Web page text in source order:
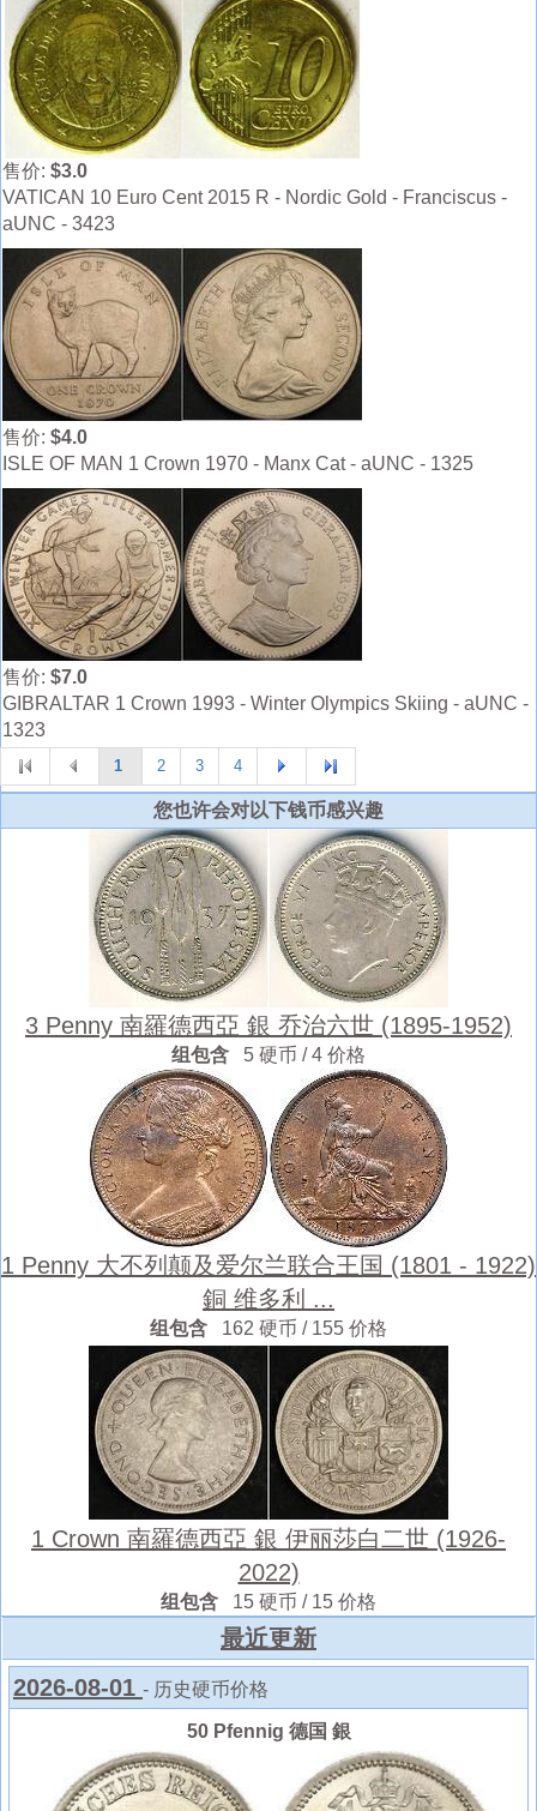
售价: $3.0
VATICAN 10 Euro Cent 2015 R - Nordic Gold - Franciscus -
aUNC - 3423
售价: $4.0
ISLE OF MAN 1 Crown 1970 - Manx Cat - aUNC - 1325
售价: $7.0
GIBRALTAR 1 Crown 1993 - Winter Olympics Skiing - aUNC -
1323
1 2 3 4
您也许会对以下钱币感兴趣
3 Penny 南羅德西亞 銀 乔治六世 (1895-1952)
组包含 5 硬币 / 4 价格
1 Penny 大不列颠及爱尔兰联合王国 (1801 - 1922)
銅 维多利 ...
组包含 162 硬币 / 155 价格
1 Crown 南羅德西亞 銀 伊丽莎白二世 (1926-
2022)
组包含 15 硬币 / 15 价格
最近更新
2026-08-01 - 历史硬币价格
50 Pfennig 德国 銀